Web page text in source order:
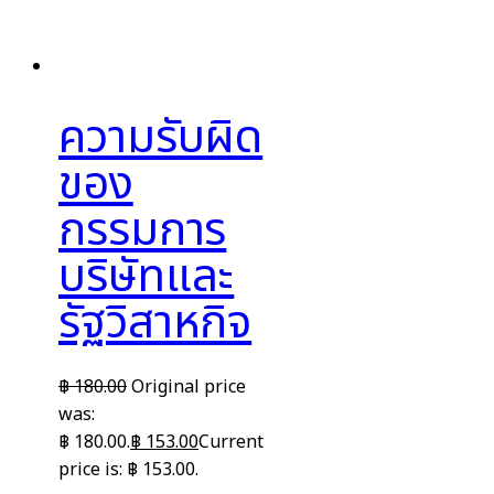
ความรับผิด
ของ
กรรมการ
บริษัทและ
รัฐวิสาหกิจ
฿180.00Original price
was:
฿ 180.00.฿ 153.00Current
price is: ฿ 153.00.